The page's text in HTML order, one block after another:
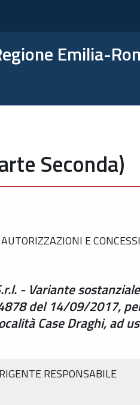
Emilia-
Seconda)
E
- Variante
del 14/09/2017,
Case Draghi, ad
RESPONSABILE